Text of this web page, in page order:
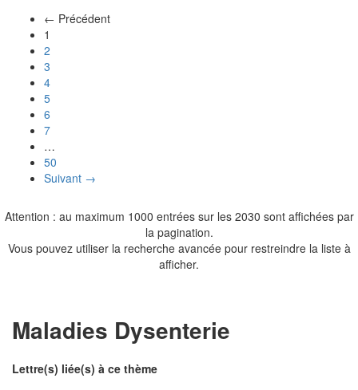
← Précédent
1
2
3
4
5
6
7
…
50
Suivant →
Attention : au maximum 1000 entrées sur les 2030 sont affichées par
la pagination.
Vous pouvez utiliser la recherche avancée pour restreindre la liste à
afficher.
Maladies Dysenterie
Lettre(s) liée(s) à ce thème